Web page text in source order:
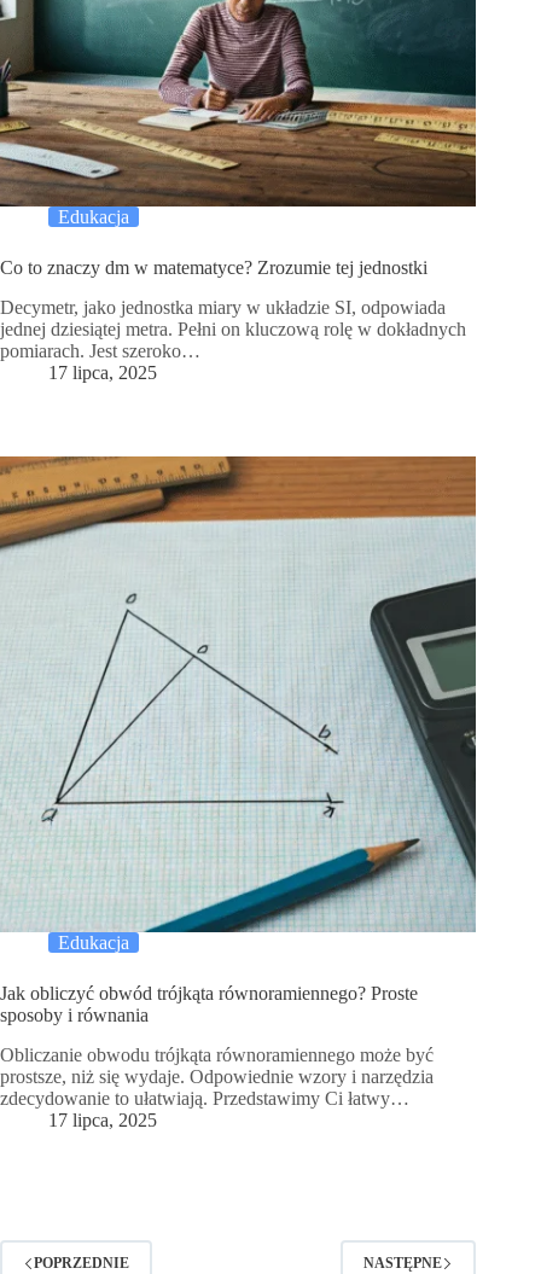
Edukacja
Co to znaczy dm w matematyce? Zrozumie tej jednostki
Decymetr, jako jednostka miary w układzie SI, odpowiada
jednej dziesiątej metra. Pełni on kluczową rolę w dokładnych
pomiarach. Jest szeroko…
17 lipca, 2025
Edukacja
Jak obliczyć obwód trójkąta równoramiennego? Proste
sposoby i równania
Obliczanie obwodu trójkąta równoramiennego może być
prostsze, niż się wydaje. Odpowiednie wzory i narzędzia
zdecydowanie to ułatwiają. Przedstawimy Ci łatwy…
17 lipca, 2025
POPRZEDNIE NASTĘPNE